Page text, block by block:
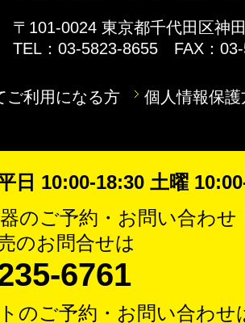
〒101-0024 東京都千代田区神
TEL：03-5823-8655 FAX：
ご利用になる方 個人情報保護
日 10:00-18:30 土曜
のご予約・お問い合わせ
のお問合せは
6761
のご予約・お問い合わせ